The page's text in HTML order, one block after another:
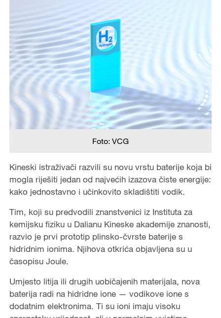
Foto: VCG
Kineski istraživači razvili su novu vrstu baterije koja bi
mogla riješiti jedan od najvećih izazova čiste energije:
kako jednostavno i učinkovito skladištiti vodik.
Tim, koji su predvodili znanstvenici iz Instituta za
kemijsku fiziku u Dalianu Kineske akademije znanosti,
razvio je prvi prototip plinsko-čvrste baterije s
hidridnim ionima. Njihova otkrića objavljena su u
časopisu Joule.
Umjesto litija ili drugih uobičajenih materijala, nova
baterija radi na hidridne ione — vodikove ione s
dodatnim elektronima. Ti su ioni imaju visoku